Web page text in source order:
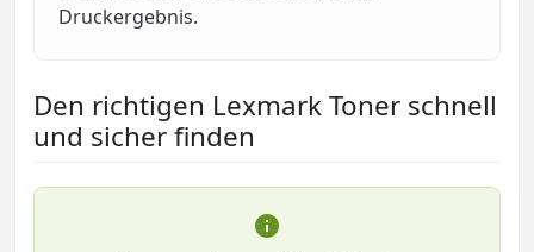
Druckergebnis.
Den richtigen Lexmark Toner schnell
und sicher finden